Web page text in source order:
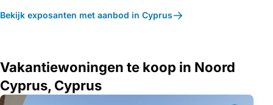
Bekijk exposanten met aanbod in Cyprus
Vakantiewoningen te koop in Noord
Cyprus, Cyprus